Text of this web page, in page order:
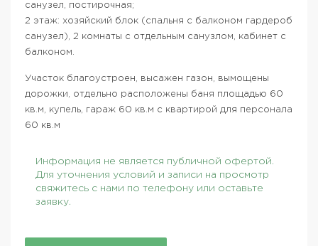
санузел, постирочная;
2 этаж: хозяйский блок (спальня с балконом гардероб
санузел), 2 комнаты с отдельным санузлом, кабинет с
балконом.
Участок благоустроен, высажен газон, вымощены
дорожки, отдельно расположены баня площадью 60
кв.м, купель, гараж 60 кв.м с квартирой для персонала
60 кв.м
Информация не является публичной офертой.
Для уточнения условий и записи на просмотр
свяжитесь с нами по телефону или оставьте
заявку.